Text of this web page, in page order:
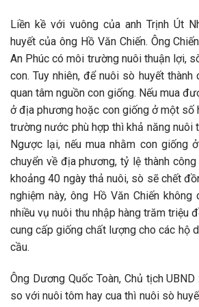
Liền kề với vuông của anh Trịnh Út
huyết của ông Hồ Văn Chiến. Ông
An Phúc có môi trường nuôi thuận lợi,
con. Tuy nhiên, để nuôi sò huyết thành
quan tâm nguồn con giống. Nếu mua
ở địa phương hoặc con giống ở một số
trường nước phù hợp thì khả năng nuôi
Ngược lại, nếu mua nhằm con giống
chuyển về địa phương, tỷ lệ thành
khoảng 40 ngày thả nuôi, sò sẽ chết
nghiệm này, ông Hồ Văn Chiến không
nhiều vụ nuôi thu nhập hàng trăm triệu
cung cấp giống chất lượng cho các hộ
cầu.
Ông Dương Quốc Toàn, Chủ tịch
so với nuôi tôm hay cua thì nuôi sò